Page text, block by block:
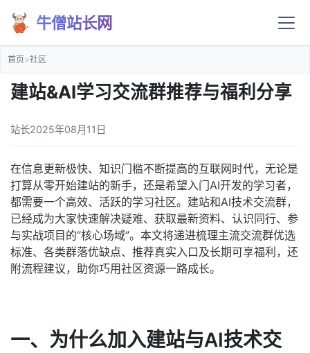
牛僧站长网
首页>社区
建站&AI学习交流群推荐与福利分享
站长2025年08月11日
在信息更新极快、知识门槛不断提高的互联网时代，无论是
打算从零开始建站的新手，还是希望入门AI开发的学习者，
都需要一个高效、活跃的学习社区。建站和AI技术交流群，
已经成为大家快速解决疑难、获取最新资料、认识同行、参
与实战项目的“核心场域”。本文将递进梳理主流交流群优选
标准、各类群落优缺点、推荐真实入口及长期可享福利，还
附流程建议，助你巧用社区资源一路成长。
一、为什么加入建站与AI技术交